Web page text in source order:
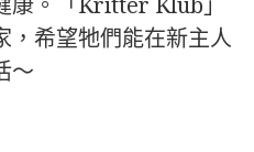
康。「Kritter Klub」
，希望牠們能在新主人
～